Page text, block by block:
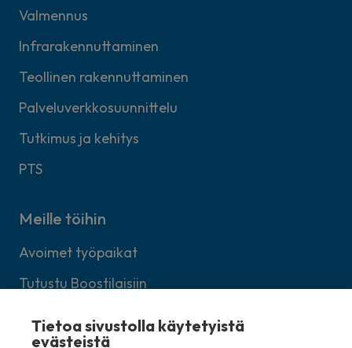
Valmennus
Infrarakennuttaminen
Teollinen rakennuttaminen
Palveluverkkosuunnittelu
Tutkimus ja kehitys
PTS
Meille töihin
Avoimet työpaikat
Tutustu Boostilaisiin
Tietoa sivustolla käytetyistä
evästeistä